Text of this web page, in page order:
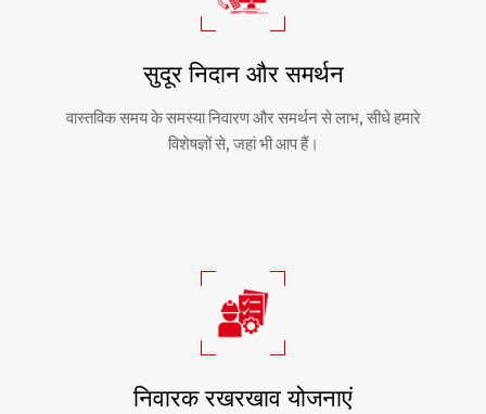
सुदूर निदान और समर्थन
वास्तविक समय के समस्या निवारण और समर्थन से लाभ, सीधे हमारे
विशेषज्ञों से, जहां भी आप हैं।
निवारक रखरखाव योजनाएं